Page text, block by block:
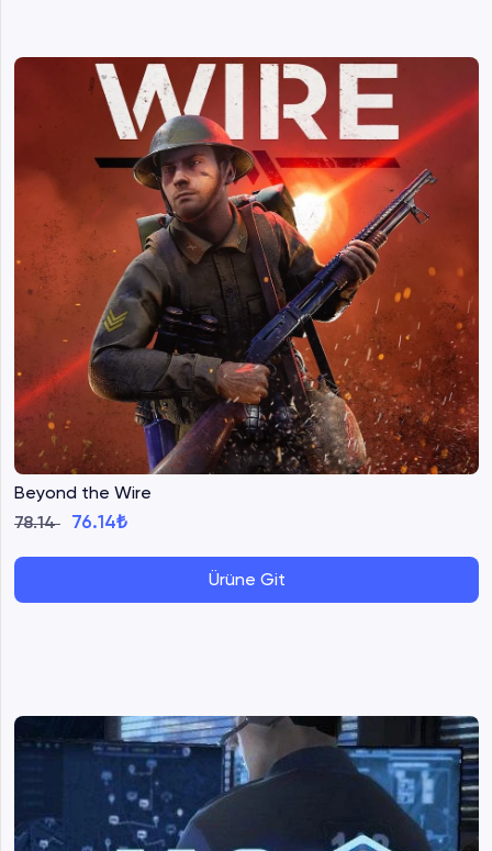
Beyond the Wire
78.14 76.14₺
Ürüne Git